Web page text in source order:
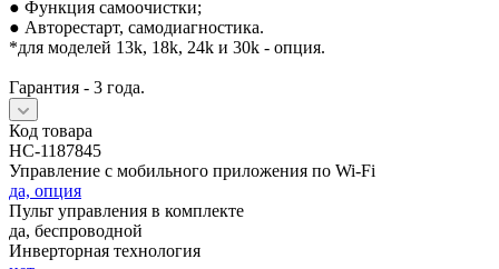
● Функция самоочистки;
● Авторестарт, самодиагностика.
*для моделей 13k, 18k, 24k и 30k - опция.
Гарантия - 3 года.
Код товара
НС-1187845
Управление c мобильного приложения по Wi-Fi
да, опция
Пульт управления в комплекте
да, беспроводной
Инверторная технология